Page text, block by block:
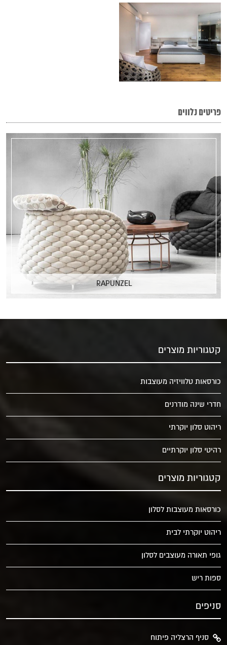
פריטים נלווים
RAPUNZEL
קטגוריות מוצרים
כורסאות טלוויזיה מעוצבות
חדרי שינה מודרנים
ריהוט סלון יוקרתי
רהיטי סלון יוקרתיים
קטגוריות מוצרים
כורסאות מעוצבות לסלון
ריהוט יוקרתי לבית
גופי תאורה מעוצבים לסלון
ספות ריש
סניפים
סניף הרצליה פיתוח